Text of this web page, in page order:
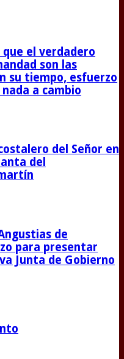
el verdadero
son las
su tiempo, esfuerzo
a cambio
del Señor en
del
de
para presentar
Junta de Gobierno